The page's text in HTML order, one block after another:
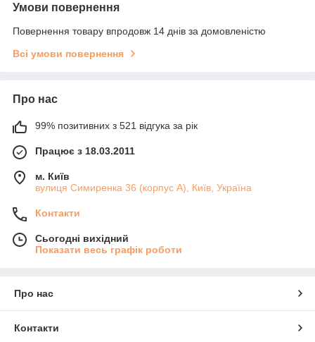
Умови повернення
Повернення товару впродовж 14 днів за домовленістю
Всі умови повернення
Про нас
99% позитивних з 521 відгука за рік
Працює з 18.03.2011
м. Київ
вулиця Симиренка 36 (корпус А), Київ, Україна
Контакти
Сьогодні вихідний
Показати весь графік роботи
Про нас
Контакти